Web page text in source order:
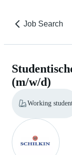
Job Search
(m/w/d)
Working